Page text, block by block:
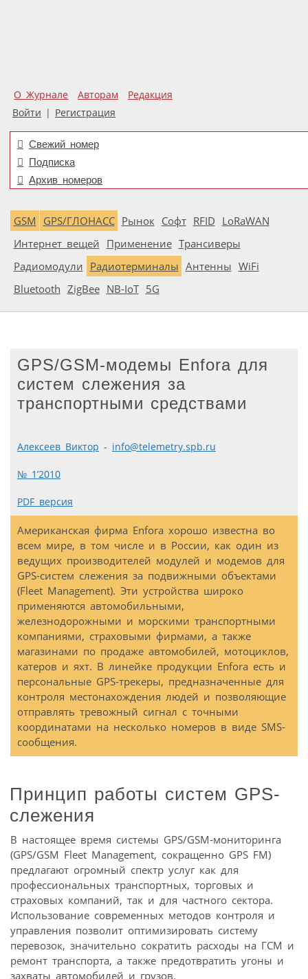
О Журнале Авторам
Редакция
Войти | Регистрация
Свежий номер
Подписка
Архив номеров
GSM GPS/ГЛОНАСС Рынок Софт RFID LoRaWAN
Интернет вещей Применение Трансиверы
Радиомодули Радиотерминалы Антенны WiFi
Bluetooth ZigBee NB-IoT 5G
GPS/GSM-модемы Enfora для
систем слежения за
транспортными средствами
Алексеев Виктор - info@telemetry.spb.ru
№ 1’2010
PDF версия
Американская фирма Enfora хорошо известна во
всем мире, в том числе и в России, как один из
ведущих производителей модулей и модемов для
GPS-систем слежения за подвижными объектами
(Fleet Management). Эти устройства широко
применяются автомобильными,
железнодорожными и морскими транспортными
компаниями, страховыми фирмами, а также
магазинами по продаже автомобилей, мотоциклов,
катеров и яхт. В линейке продукции Enfora есть и
персональные GPS-трекеры, предназначенные для
контроля местонахождения людей и позволяющие
отправлять тревожный сигнал с точными
координатами на несколько номеров в виде SMS-
сообщения.
Принцип работы систем GPS-
слежения
В настоящее время системы GPS/GSM-мониторинга
(GPS/GSM Fleet Management, сокращенно GPS FM)
предлагают огромный спектр услуг как для
профессиональных транспортных, торговых и
страховых компаний, так и для частного сектора.
Использование современных методов контроля и
управления позволит оптимизировать систему
перевозок, значительно сократить расходы на ГСМ и
ремонт транспорта, а также предотвратить угоны и
захваты автомобилей и грузов.